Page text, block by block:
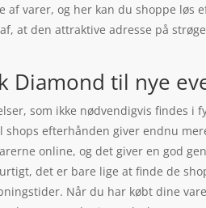
varer, og her kan du shoppe
at den attraktive adresse på
Diamond til nye
som ikke nødvendigvis findes i
efterhånden giver endnu
online, og det giver en god
det er bare lige at finde de
Når du har købt dine